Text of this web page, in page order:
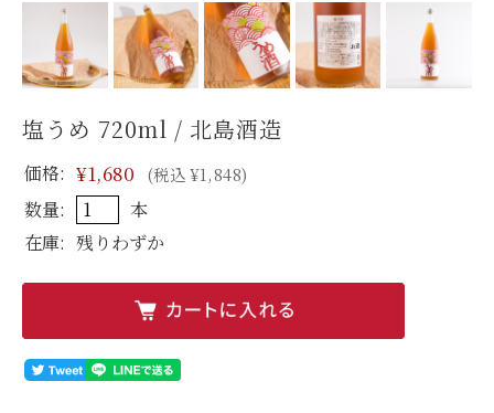
塩うめ 720ml / 北島酒造
価格: ¥1,680 (税込 ¥1,848)
数量:
本
在庫: 残りわずか